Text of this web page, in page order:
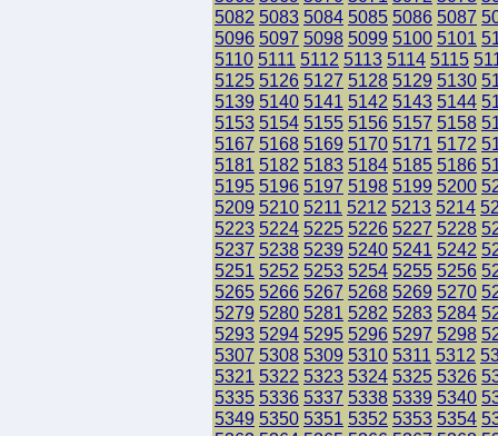
5082 5083 5084 5085 5086 5087
5096 5097 5098 5099 5100 5101
5110 5111 5112 5113 5114 5115
5125 5126 5127 5128 5129 5130
5139 5140 5141 5142 5143 5144
5153 5154 5155 5156 5157 5158
5167 5168 5169 5170 5171 5172
5181 5182 5183 5184 5185 5186
5195 5196 5197 5198 5199 5200
5209 5210 5211 5212 5213 5214
5223 5224 5225 5226 5227 5228
5237 5238 5239 5240 5241 5242
5251 5252 5253 5254 5255 5256
5265 5266 5267 5268 5269 5270
5279 5280 5281 5282 5283 5284
5293 5294 5295 5296 5297 5298
5307 5308 5309 5310 5311 5312
5321 5322 5323 5324 5325 5326
5335 5336 5337 5338 5339 5340
5349 5350 5351 5352 5353 5354